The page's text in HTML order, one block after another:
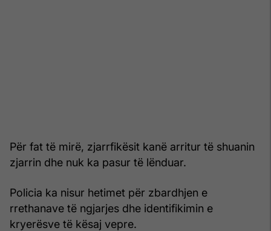
Për fat të mirë, zjarrfikësit kanë arritur të shuanin
zjarrin dhe nuk ka pasur të lënduar.
Policia ka nisur hetimet për zbardhjen e
rrethanave të ngjarjes dhe identifikimin e
kryerësve të kësaj vepre.